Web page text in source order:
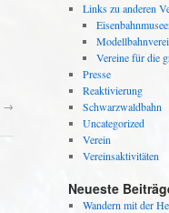
→
Links zu anderen
Vereine für die
Presse
Reaktivierung
Schwarzwaldbahn
Uncategorized
Verein
Vereinsaktivitäten
Neueste
Wandern mit der